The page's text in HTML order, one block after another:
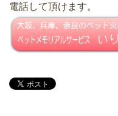
電話して頂けます。